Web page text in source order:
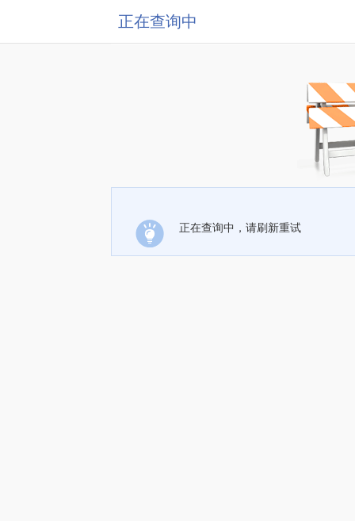
正在查询中
正在查询中，请刷新重试